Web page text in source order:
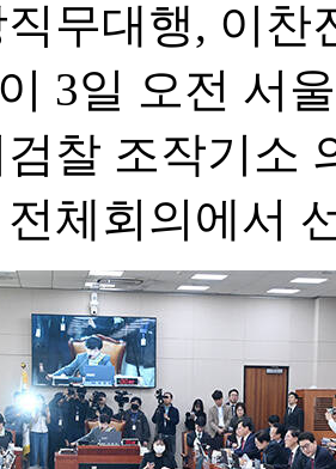
무대행, 이찬
3일 오전 서
찰 조작기소
체회의에서